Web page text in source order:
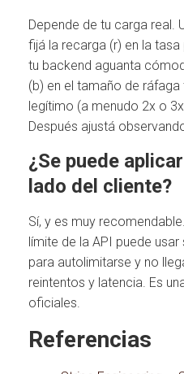
Depende de tu carga real.
fijá la recarga (r) en la
tu backend aguanta
(b) en el tamaño de
legítimo (a menudo 2x o
Después ajustá
¿Se puede
lado del cliente?
Sí, y es muy
límite de la API puede
para autolimitarse y no
reintentos y latencia. Es
oficiales.
Referencias